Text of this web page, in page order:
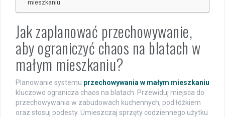
mieszkaniu
Jak zaplanować przechowywanie,
aby ograniczyć chaos na blatach w
małym mieszkaniu?
Planowanie systemu przechowywania w małym mieszkaniu
kluczowo ogranicza chaos na blatach. Przewiduj miejsca do
przechowywania w zabudowach kuchennych, pod łóżkiem
oraz stosuj podesty. Umieszczaj sprzęty codziennego użytku